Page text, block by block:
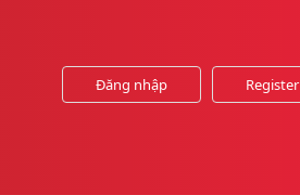
Đăng nhập Register